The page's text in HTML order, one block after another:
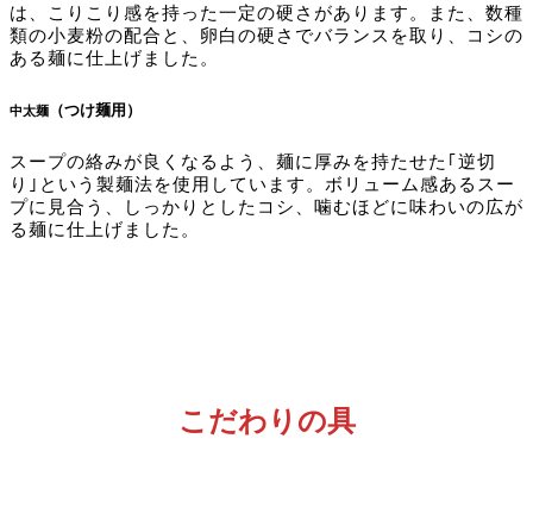
は、こりこり感を持った一定の硬さがあります。また、数種
類の小麦粉の配合と、卵白の硬さでバランスを取り、コシの
ある麺に仕上げました。
中太麺 （つけ麺用）
スープの絡みが良くなるよう、麺に厚みを持たせた｢逆切
り｣という製麺法を使用しています。ボリューム感あるスー
プに見合う、しっかりとしたコシ、噛むほどに味わいの広が
る麺に仕上げました。
こだわりの具